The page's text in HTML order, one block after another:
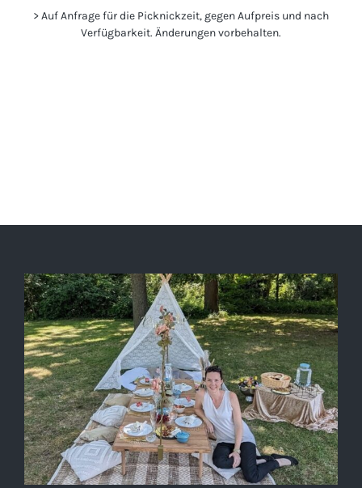
> Auf Anfrage für die Picknickzeit, gegen Aufpreis und nach
Verfügbarkeit. Änderungen vorbehalten.